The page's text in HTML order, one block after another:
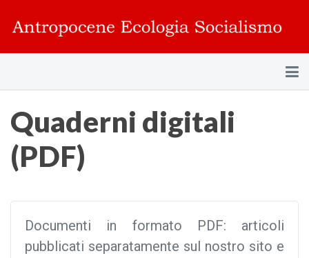
Quaderni digitali
(PDF)
Documenti in formato PDF: articoli
pubblicati separatamente sul nostro sito e